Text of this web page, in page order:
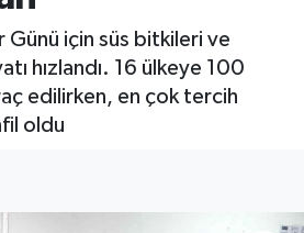
için süs bitkileri ve
hızlandı. 16 ülkeye 100
edilirken, en çok tercih
oldu